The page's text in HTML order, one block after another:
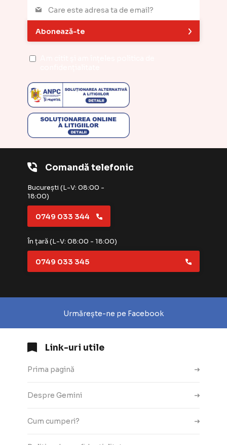
Comandă telefonic
București (L-V: 08:00 -
18:00)
0749 033 344
În țară (L-V: 08:00 - 18:00)
0749 033 345
Urmărește-ne pe Facebook
Link-uri utile
Prima pagină
Despre Gemini
Cum cumperi?
Abonează-te